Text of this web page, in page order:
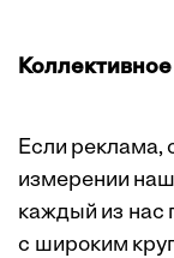
Если реклама,
измерении
каждый из нас
с широким